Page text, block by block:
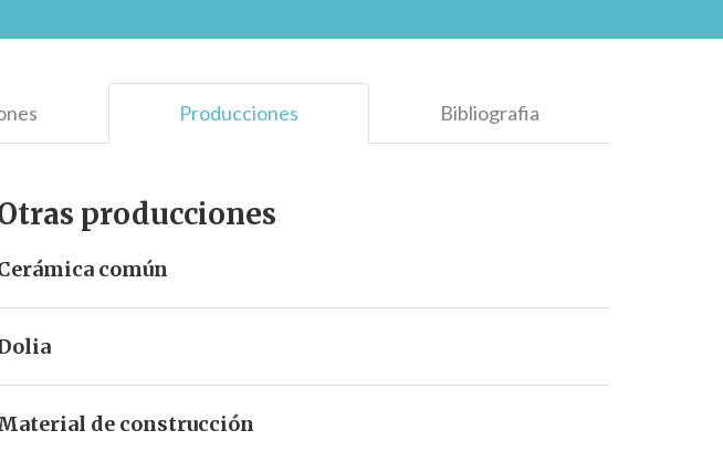
Producciones Bibliografia
producciones
común
de construcción